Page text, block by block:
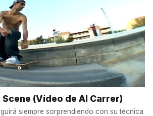
(Vídeo de Al Carrer)
siempre sorprendiendo con su técnica